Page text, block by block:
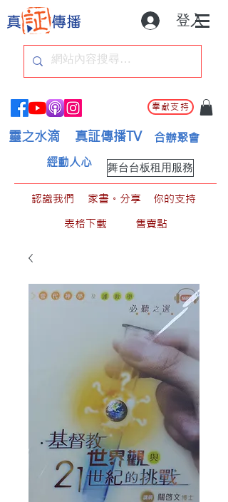
登入
奉獻支持
靈之水滴 真証傳播TV 合辦聚會
舞台台板租用服務
經動人心
認識我們 家書。分享
你的支持
表格下載
售賣點